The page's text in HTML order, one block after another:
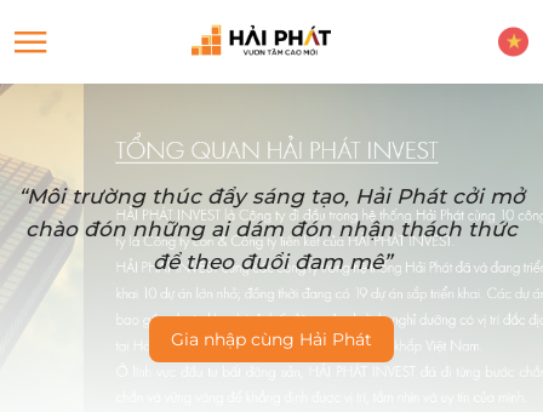
“Môi trường thúc đẩy sáng tạo, Hải Phát cởi mở
chào đón những ai dám đón nhận thách thức
để theo đuổi đam mê”
Gia nhập cùng Hải Phát